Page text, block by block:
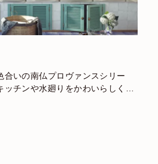
合いの南仏プロヴァンスシリー
チンや水廻りをかわいらしく演
う。 パティーネ ブランコ 規